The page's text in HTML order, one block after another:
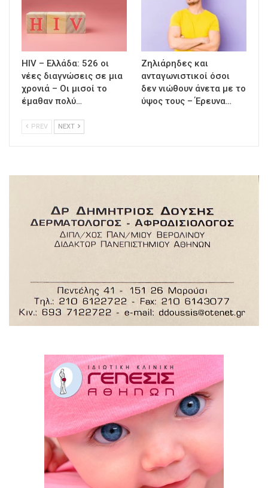
HIV – Ελλάδα: 526 οι
νέες διαγνώσεις σε μια
χρονιά – Οι μισοί το
έμαθαν πολύ…
Ζηλιάρηδες και
ανταγωνιστικοί όσοι
δεν νιώθουν άνετα με το
ύψος τους – Έρευνα…
PREV NEXT